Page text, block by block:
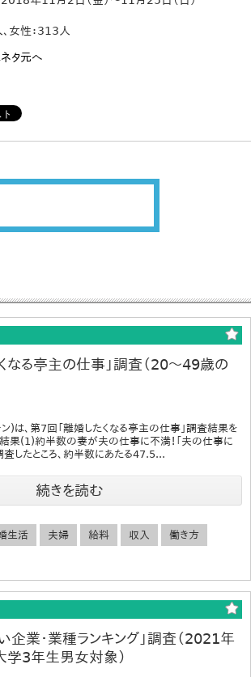
女性：313人
タ元へ
なる亭主の仕事」調査（20～49歳の
)は、第7回「離婚したくなる亭主の仕事」調査結果を
結果(1)約半数の妻が夫の仕事に不満！「夫の仕事に
したところ、約半数にあたる47.5...
続きを読む
生活 夫婦 給料 収入 働き方
企業・業種ランキング」調査（2021年
3年生男女対象）